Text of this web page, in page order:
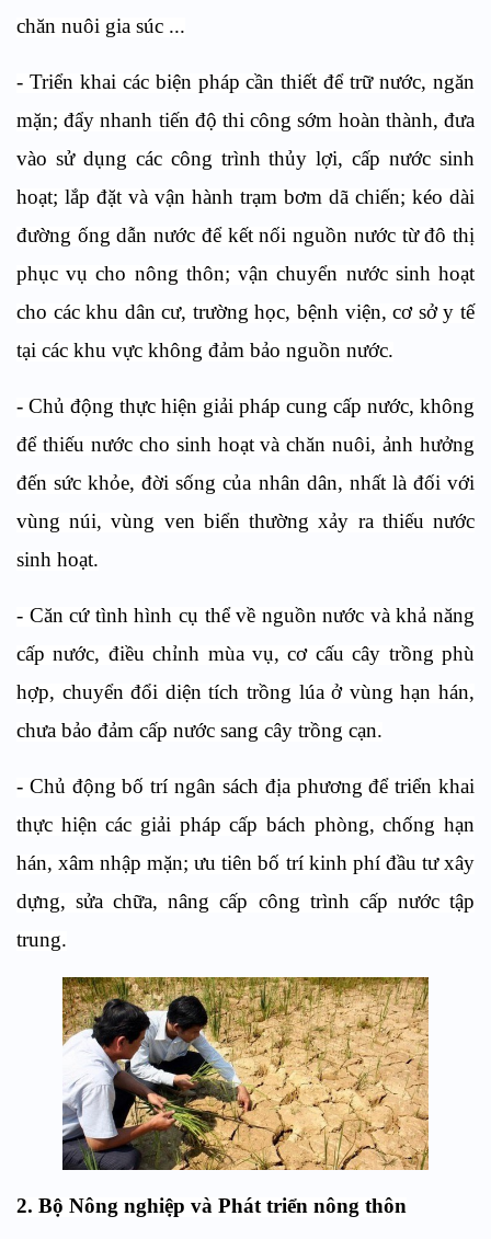
chăn nuôi gia súc ...
- Triển khai các biện pháp cần thiết để trữ nước, ngăn
mặn; đẩy nhanh tiến độ thi công sớm hoàn thành, đưa
vào sử dụng các công trình thủy lợi, cấp nước sinh
hoạt; lắp đặt và vận hành trạm bơm dã chiến; kéo dài
đường ống dẫn nước để kết nối nguồn nước từ đô thị
phục vụ cho nông thôn; vận chuyển nước sinh hoạt
cho các khu dân cư, trường học, bệnh viện, cơ sở y tế
tại các khu vực không đảm bảo nguồn nước.
- Chủ động thực hiện giải pháp cung cấp nước, không
để thiếu nước cho sinh hoạt và chăn nuôi, ảnh hưởng
đến sức khỏe, đời sống của nhân dân, nhất là đối với
vùng núi, vùng ven biển thường xảy ra thiếu nước
sinh hoạt.
- Căn cứ tình hình cụ thể về nguồn nước và khả năng
cấp nước, điều chỉnh mùa vụ, cơ cấu cây trồng phù
hợp, chuyển đổi diện tích trồng lúa ở vùng hạn hán,
chưa bảo đảm cấp nước sang cây trồng cạn.
- Chủ động bố trí ngân sách địa phương để triển khai
thực hiện các giải pháp cấp bách phòng, chống hạn
hán, xâm nhập mặn; ưu tiên bố trí kinh phí đầu tư xây
dựng, sửa chữa, nâng cấp công trình cấp nước tập
trung.
2. Bộ Nông nghiệp và Phát triển nông thôn